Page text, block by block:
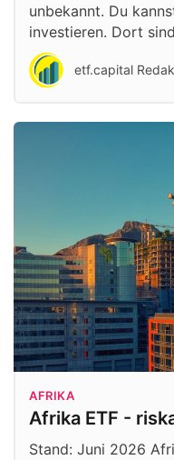
unbekannt. Du
investieren. Dort
etf.capital
AFRIKA
Afrika ETF -
Stand: Juni 2026